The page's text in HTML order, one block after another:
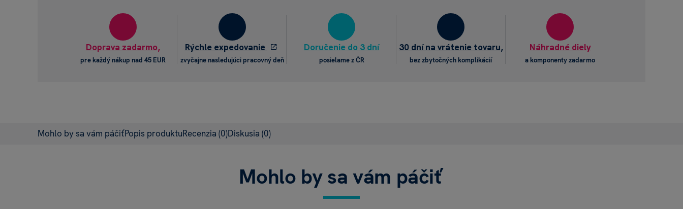
Doprava zadarmo,
pre každý nákup nad 45 EUR
Rýchle expedovanie
zvyčajne nasledujúci pracovný deň
Doručenie do 3 dní
posielame z ČR
30 dní na vrátenie tovaru,
bez zbytočných komplikácií
Náhradné diely
a komponenty zadarmo
Mohlo by sa vám páčiťPopis produktuRecenzia (0)Diskusia (0)
Mohlo by sa vám páčiť